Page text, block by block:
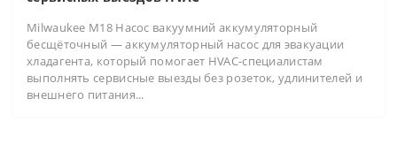
Milwaukee M18 Насос вакуумний аккумуляторный
бесщёточный — аккумуляторный насос для эвакуации
хладагента, который помогает HVAC-специалистам
выполнять сервисные выезды без розеток, удлинителей и
внешнего питания...